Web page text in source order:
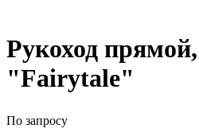
Рукоход
"Fairytale"
По запросу